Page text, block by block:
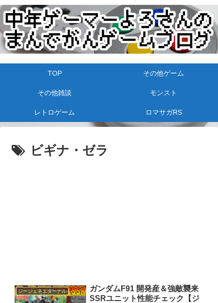
TOP その他ゲーム
その他雑談 モンスト
レトロゲーム ロマサガRS
ビギナ・ゼラ
ジージェネエターナル
ガンダムF91 開発産＆強敵襲来
SSRユニット性能チェック【ジ